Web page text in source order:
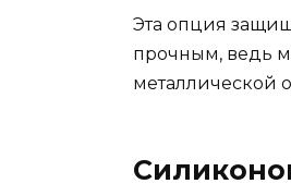
Эта опция
прочным, ведь
металлической